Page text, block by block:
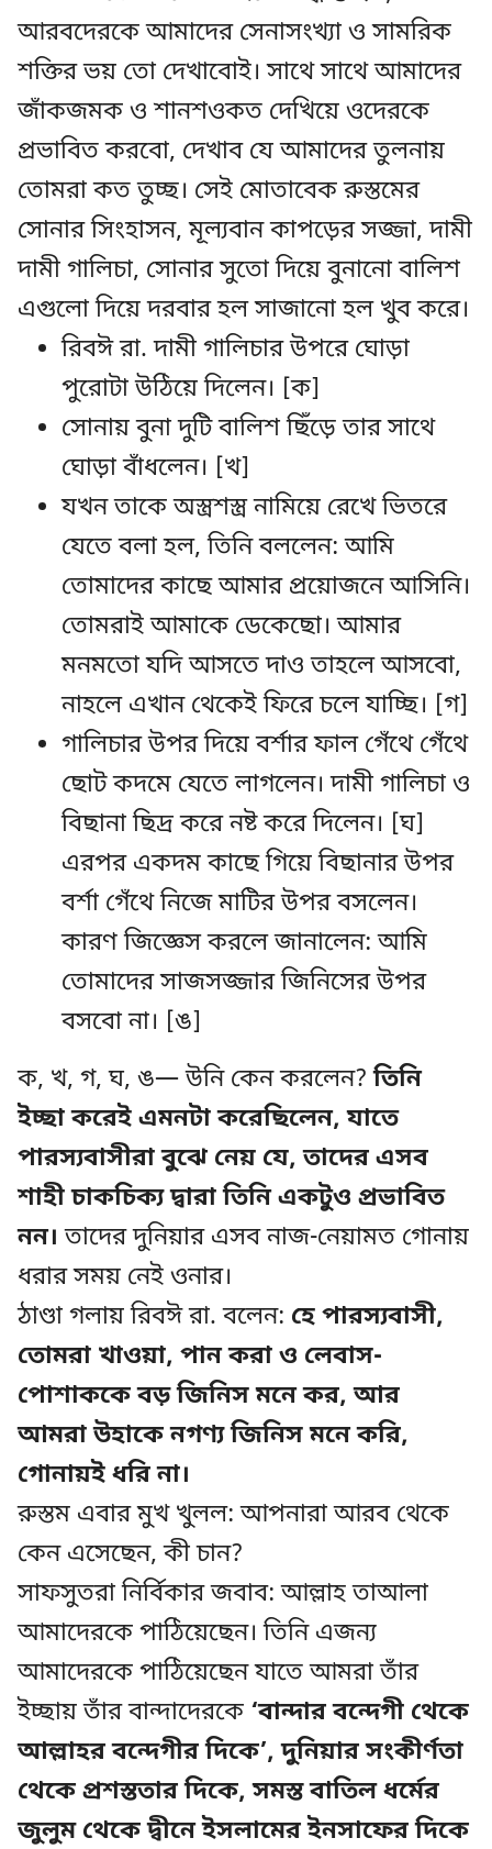
আরবদেরকে আমাদের সেনাসংখ্যা ও সামরিক
শক্তির ভয় তো দেখাবোই। সাথে সাথে আমাদের
জাঁকজমক ও শানশওকত দেখিয়ে ওদেরকে
প্রভাবিত করবো, দেখাব যে আমাদের তুলনায়
তোমরা কত তুচ্ছ। সেই মোতাবেক রুস্তমের
সোনার সিংহাসন, মূল্যবান কাপড়ের সজ্জা, দামী
দামী গালিচা, সোনার সুতো দিয়ে বুনানো বালিশ
এগুলো দিয়ে দরবার হল সাজানো হল খুব করে।
রিবঈ রা. দামী গালিচার উপরে ঘোড়া
পুরোটা উঠিয়ে দিলেন। [ক]
সোনায় বুনা দুটি বালিশ ছিঁড়ে তার সাথে
ঘোড়া বাঁধলেন। [খ]
যখন তাকে অস্ত্রশস্ত্র নামিয়ে রেখে ভিতরে
যেতে বলা হল, তিনি বললেন: আমি
তোমাদের কাছে আমার প্রয়োজনে আসিনি।
তোমরাই আমাকে ডেকেছো। আমার
মনমতো যদি আসতে দাও তাহলে আসবো,
নাহলে এখান থেকেই ফিরে চলে যাচ্ছি। [গ]
গালিচার উপর দিয়ে বর্শার ফাল গেঁথে গেঁথে
ছোট কদমে যেতে লাগলেন। দামী গালিচা ও
বিছানা ছিদ্র করে নষ্ট করে দিলেন। [ঘ]
এরপর একদম কাছে গিয়ে বিছানার উপর
বর্শা গেঁথে নিজে মাটির উপর বসলেন।
কারণ জিজ্ঞেস করলে জানালেন: আমি
তোমাদের সাজসজ্জার জিনিসের উপর
বসবো না। [ঙ]
ক, খ, গ, ঘ, ঙ— উনি কেন করলেন?তিনি
ইচ্ছা করেই এমনটা করেছিলেন, যাতে
পারস্যবাসীরা বুঝে নেয় যে, তাদের এসব
শাহী চাকচিক্য দ্বারা তিনি একটুও প্রভাবিত
নন।তাদের দুনিয়ার এসব নাজ-নেয়ামত গোনায়
ধরার সময় নেই ওনার।
ঠাণ্ডা গলায় রিবঈ রা. বলেন: হে পারস্যবাসী,
তোমরা খাওয়া, পান করা ও লেবাস-
পোশাককে বড় জিনিস মনে কর, আর
আমরা উহাকে নগণ্য জিনিস মনে করি,
গোনায়ই ধরি না।
রুস্তম এবার মুখ খুলল: আপনারা আরব থেকে
কেন এসেছেন, কী চান?
সাফসুতরা নির্বিকার জবাব: আল্লাহ তাআলা
আমাদেরকে পাঠিয়েছেন। তিনি এজন্য
আমাদেরকে পাঠিয়েছেন যাতে আমরা তাঁর
ইচ্ছায় তাঁর বান্দাদেরকে ‘বান্দার বন্দেগী থেকে
আল্লাহর বন্দেগীর দিকে’, দুনিয়ার সংকীর্ণতা
থেকে প্রশস্ততার দিকে, সমস্ত বাতিল ধর্মের
জুলুম থেকে দ্বীনে ইসলামের ইনসাফের দিকে